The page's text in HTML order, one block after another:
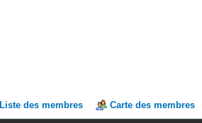
Liste des membres Carte des membres